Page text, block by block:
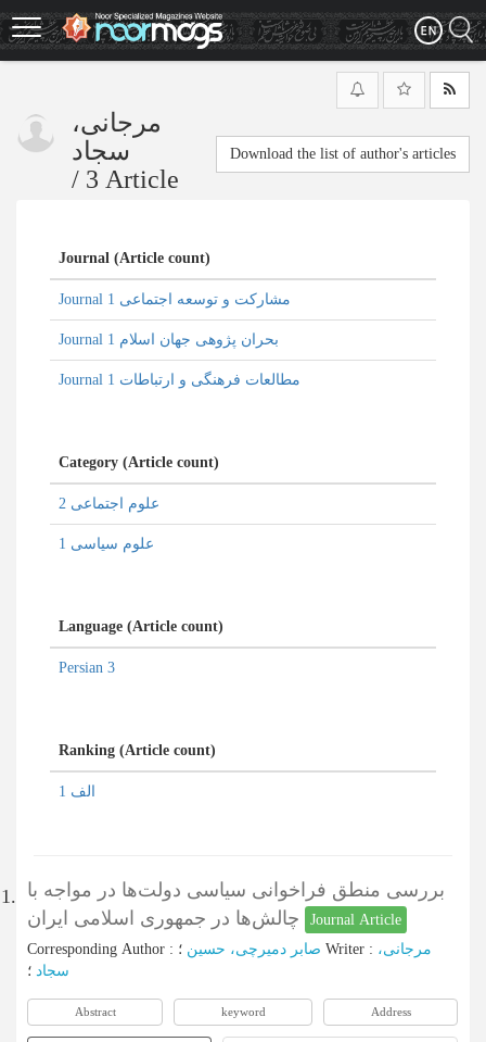
Skip
to
main
مرجانی،
سجاد
/ 3 Article
Download the list of author's articles
Journal (Article count)
Journal مشارکت و توسعه اجتماعی 1
Journal بحران پژوهی جهان اسلام 1
Journal مطالعات فرهنگی و ارتباطات 1
Category (Article count)
علوم اجتماعی 2
علوم سیاسی 1
Language (Article count)
Persian 3
Ranking (Article count)
الف 1
1. بررسی منطق فراخوانی سیاسی دولت‌ها در مواجه با
Journal Article
Corresponding Author : صابر دمیرچی، حسین Writer : مرجانی،
سجاد ؛
Abstract keyword Address